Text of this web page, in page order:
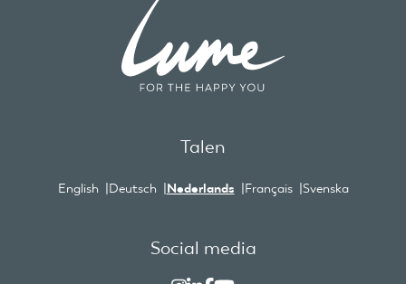
Talen
English Deutsch Nederlands Français Svenska
Social media